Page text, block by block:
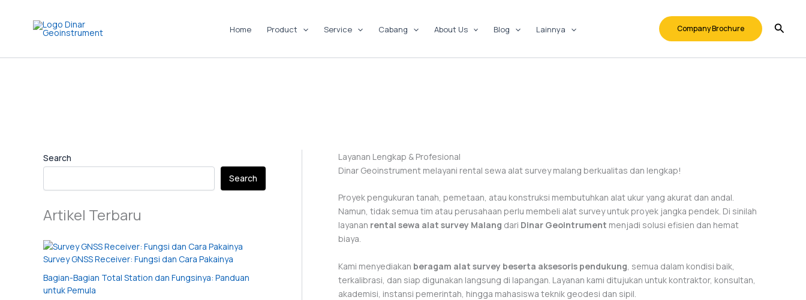
Home Product Service Cabang About Us Blog Lainnya Company Brochure
Search
Search
Artikel Terbaru
Survey GNSS Receiver: Fungsi dan Cara Pakainya
Bagian-Bagian Total Station dan Fungsinya: Panduan
untuk Pemula
Layanan Lengkap & Profesional
Dinar Geoinstrument melayani rental sewa alat survey malang berkualitas dan lengkap!
Proyek pengukuran tanah, pemetaan, atau konstruksi membutuhkan alat ukur yang akurat dan andal.
Namun, tidak semua tim atau perusahaan perlu membeli alat survey untuk proyek jangka pendek. Di sinilah
layanan rental sewa alat survey Malang dari Dinar Geointrument menjadi solusi efisien dan hemat
biaya.
Kami menyediakan beragam alat survey beserta aksesoris pendukung , semua dalam kondisi baik,
terkalibrasi, dan siap digunakan langsung di lapangan. Layanan kami ditujukan untuk kontraktor, konsultan,
akademisi, instansi pemerintah, hingga mahasiswa teknik geodesi dan sipil.